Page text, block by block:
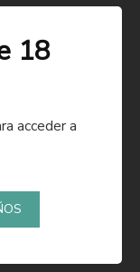
18
acceder a